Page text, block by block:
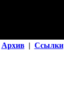
Архив | Ссылки